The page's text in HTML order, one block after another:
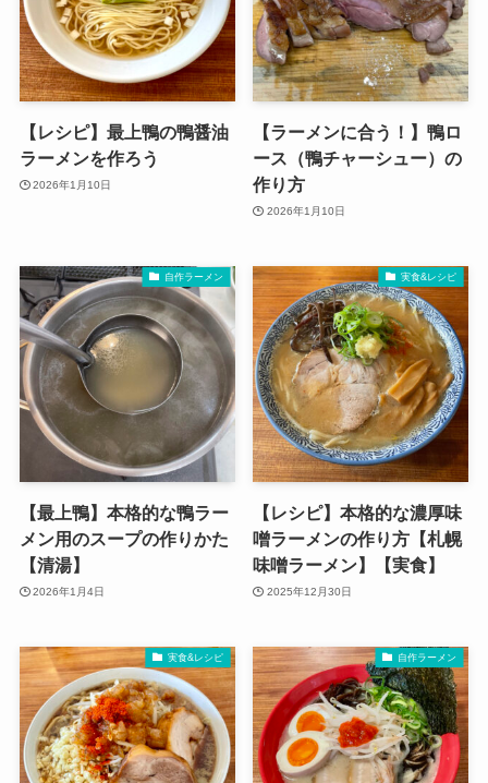
【レシピ】最上鴨の鴨醤油
ラーメンを作ろう
2026年1月10日
【ラーメンに合う！】鴨ロ
ース（鴨チャーシュー）の
作り方
2026年1月10日
自作ラーメン
【最上鴨】本格的な鴨ラー
メン用のスープの作りかた
【清湯】
2026年1月4日
実食&レシピ
【レシピ】本格的な濃厚味
噌ラーメンの作り方【札幌
味噌ラーメン】【実食】
2025年12月30日
実食&レシピ 自作ラーメン